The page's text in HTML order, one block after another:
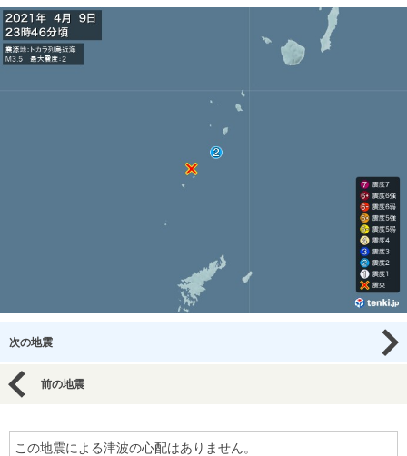
次の地震
前の地震
この地震による津波の心配はありません。